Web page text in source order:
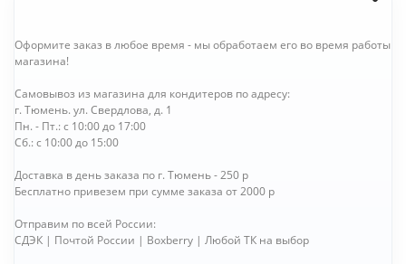
Оформите заказ в любое время - мы обработаем его во время работы
магазина!
Самовывоз из магазина для кондитеров по адресу:
г. Тюмень. ул. Свердлова, д. 1
Пн. - Пт.: с 10:00 до 17:00
Сб.: с 10:00 до 15:00
Доставка в день заказа по г. Тюмень - 250 р
Бесплатно привезем при сумме заказа от 2000 р
Отправим по всей России:
СДЭК | Почтой России | Boxberry | Любой ТК на выбор